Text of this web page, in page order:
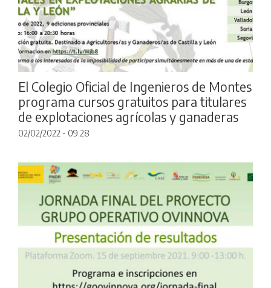
El Colegio Oficial de Ingenieros de Montes
programa cursos gratuitos para titulares
de explotaciones agrícolas y ganaderas
02/02/2022 - 09:28